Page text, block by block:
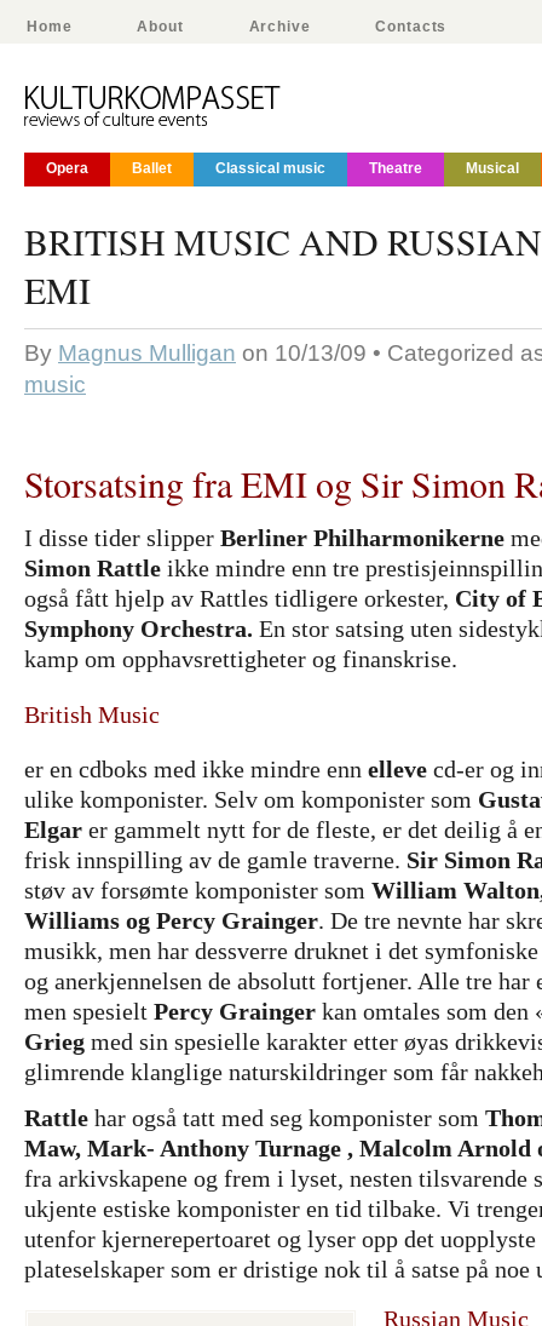
Home About Archive Contacts
Opera Ballet Classical music Theatre Musical
BRITISH MUSIC AND
EMI
By Magnus Mulligan on 10/13/09 • Categorized
music
Storsatsing fra EMI og Sir Simon
I disse tider slipper Berliner Philharmonikerne
Simon Rattle ikke mindre enn tre
også fått hjelp av Rattles tidligere orkester, City of
Symphony Orchestra. En stor satsing uten
kamp om opphavsrettigheter og finanskrise.
British Music
er en cdboks med ikke mindre enn elleve cd-er og
ulike komponister. Selv om komponister som
Elgar er gammelt nytt for de fleste, er det deilig å
frisk innspilling av de gamle traverne. Sir Simon
støv av forsømte komponister som William
Williams og Percy Grainger. De tre nevnte har
musikk, men har dessverre druknet i det
og anerkjennelsen de absolutt fortjener. Alle tre har
men spesielt Percy Grainger kan omtales som
Grieg med sin spesielle karakter etter øyas
glimrende klanglige naturskildringer som får
Rattle har også tatt med seg komponister som
Maw, Mark- Anthony Turnage , Malcolm Arnold
fra arkivskapene og frem i lyset, nesten tilsvarende
ukjente estiske komponister en tid tilbake. Vi
utenfor kjernerepertoaret og lyser opp det
plateselskaper som er dristige nok til å satse på noe
Russian Music